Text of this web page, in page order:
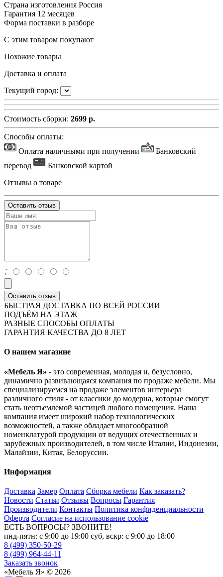
Страна изготовления Россия
Гарантия 12 месяцев
Форма поставки в разборе
С этим товаром покупают
Похожие товары
Доставка и оплата
Текущий город:
Стоимость сборки: 2699 р.
Способы оплаты:
Оплата наличными при получении
Банковский
перевод
Банковской картой
Отзывы о товаре
Оставить отзыв
:
Оставить отзыв
БЫСТРАЯ ДОСТАВКА ПО ВСЕЙ РОССИИ
ПОДЪЁМ НА ЭТАЖ
РАЗНЫЕ СПОСОБЫ ОПЛАТЫ
ГАРАНТИЯ КАЧЕСТВА ДО 8 ЛЕТ
О нашем магазине
«Мебель Я» - это современная, молодая и, безусловно,
динамично развивающаяся компания по продаже мебели. Мы
специализируемся на продаже элементов интерьера
различного стиля - от классики до модерна, которые смогут
стать неотъемлемой частицей любого помещения. Наша
компания имеет широкий набор технологических
возможностей, а также обладает многообразной
номенклатурой продукции от ведущих отечественных и
зарубежных производителей, в том числе Италии, Индонезии,
Малайзии, Китая, Белоруссии.
Информация
Доставка Замер Оплата Сборка мебели Как заказать?
Новости Статьи Отзывы Вопросы Гарантия
Производители Контакты Политика конфиденциальности
Оферта Согласие на использование cookie
ЕСТЬ ВОПРОСЫ? ЗВОНИТЕ!
пнд-пятн: с 9:00 до 19:00 суб, вскр: с 9:00 до 18:00
8 (499) 350-50-29
8 (499) 964-44-11
Заказать звонок
«Мебель Я» © 2026